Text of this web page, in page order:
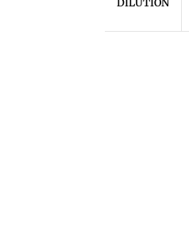
DILUTION